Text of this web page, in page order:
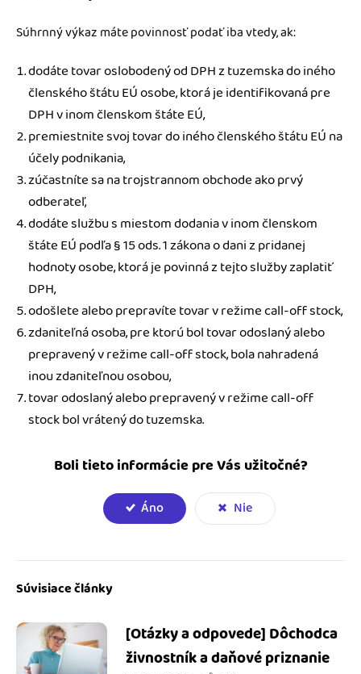
Súhrnný výkaz máte povinnosť podať iba vtedy, ak:
dodáte tovar oslobodený od DPH z tuzemska do iného
členského štátu EÚ osobe, ktorá je identifikovaná pre
DPH v inom členskom štáte EÚ,
premiestnite svoj tovar do iného členského štátu EÚ na
účely podnikania,
zúčastníte sa na trojstrannom obchode ako prvý
odberateľ,
dodáte službu s miestom dodania v inom členskom
štáte EÚ podľa § 15 ods. 1 zákona o dani z pridanej
hodnoty osobe, ktorá je povinná z tejto služby zaplatiť
DPH,
odošlete alebo prepravíte tovar v režime call-off stock,
zdaniteľná osoba, pre ktorú bol tovar odoslaný alebo
prepravený v režime call-off stock, bola nahradená
inou zdaniteľnou osobou,
tovar odoslaný alebo prepravený v režime call-off
stock bol vrátený do tuzemska.
Boli tieto informácie pre Vás užitočné?
Áno Nie
Súvisiace články
[Otázky a odpovede] Dôchodca
živnostník a daňové priznanie